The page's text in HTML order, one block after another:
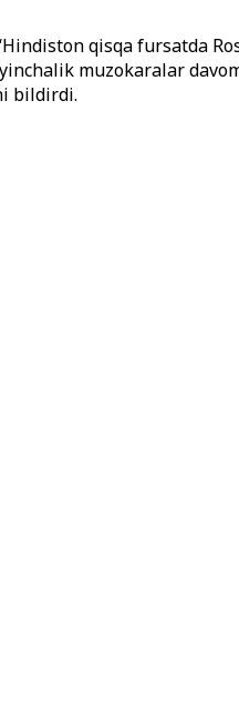
qisqa fursatda
muzokaralar
bildirdi.